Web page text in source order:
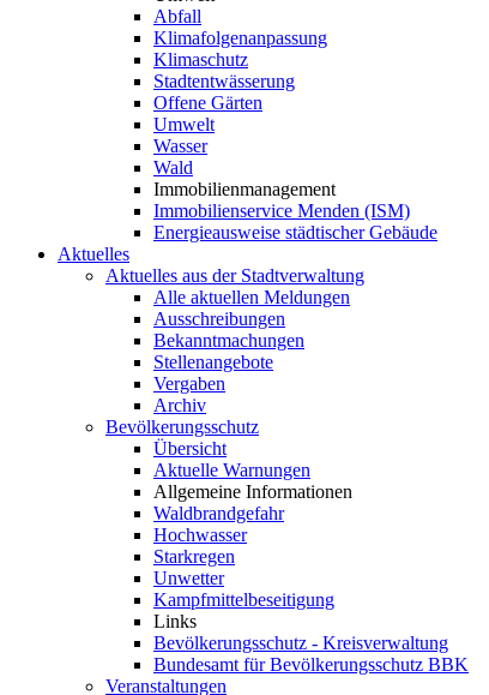
Abfall
Klimafolgenanpassung
Klimaschutz
Stadtentwässerung
Offene Gärten
Umwelt
Wasser
Wald
Immobilienmanagement
Immobilienservice Menden (ISM)
Energieausweise städtischer Gebäude
Aktuelles
Aktuelles aus der Stadtverwaltung
Alle aktuellen Meldungen
Ausschreibungen
Bekanntmachungen
Stellenangebote
Vergaben
Archiv
Bevölkerungsschutz
Übersicht
Aktuelle Warnungen
Allgemeine Informationen
Waldbrandgefahr
Hochwasser
Starkregen
Unwetter
Kampfmittelbeseitigung
Links
Bevölkerungsschutz - Kreisverwaltung
Bundesamt für Bevölkerungsschutz BBK
Veranstaltungen